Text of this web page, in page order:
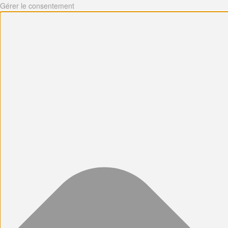
Gérer le consentement